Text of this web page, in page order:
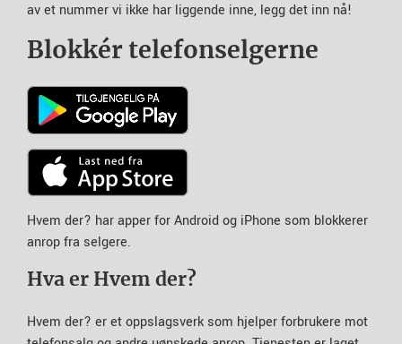
av et nummer vi ikke har liggende inne, legg det inn nå!
Blokkér telefonselgerne
Hvem der? har apper for Android og iPhone som blokkerer
anrop fra selgere.
Hva er Hvem der?
Hvem der? er et oppslagsverk som hjelper forbrukere mot